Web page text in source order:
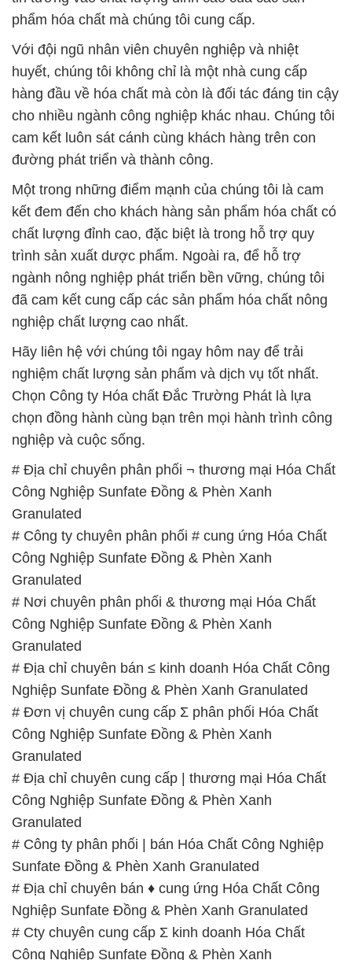
Công Nghiệp Sunfate Đồng & Phèn Xanh
Granulated
# Công ty chuyên phân phối # cung ứng Hóa Chất
Công Nghiệp Sunfate Đồng & Phèn Xanh
Granulated
# Nơi chuyên phân phối & thương mại Hóa Chất
Công Nghiệp Sunfate Đồng & Phèn Xanh
Granulated
# Địa chỉ chuyên bán ≤ kinh doanh Hóa Chất Công
Nghiệp Sunfate Đồng & Phèn Xanh Granulated
# Đơn vị chuyên cung cấp Σ phân phối Hóa Chất
Công Nghiệp Sunfate Đồng & Phèn Xanh
Granulated
# Địa chỉ chuyên cung cấp | thương mại Hóa Chất
Công Nghiệp Sunfate Đồng & Phèn Xanh
# Công ty phân phối | bán Hóa Chất Công Nghiệp
Sunfate Đồng & Phèn Xanh Granulated
# Địa chỉ chuyên bán ♦ cung ứng Hóa Chất Công
Nghiệp Sunfate Đồng & Phèn Xanh Granulated
# Cty chuyên cung cấp Σ kinh doanh Hóa Chất
Công Nghiệp Sunfate Đồng & Phèn Xanh
Granulated
# Công ty chuyên phân phối ⌠ cung ứng Hóa Chất
Công Nghiệp Sunfate Đồng & Phèn Xanh
Granulated
# Địa chỉ chuyên cung cấp ← phân phối Hóa Chất
Công Nghiệp Sunfate Đồng & Phèn Xanh
Granulated
PHÒNG KINH DOANH – CÔNG TY HÓA CHẤT
ĐẮC TRƯỜNG PHÁT
🌐 Website: https://hoachatxulynuoc.com/
📞 Hotline:
– 0933.920.505 – 028.3504.5555
– 028.3756.1835 – 028.3756.1840 –
028.3756.1841- 028.3756.1842
– 0932.660.696 – 0901.326.566 – 0906.387.866 –
0902.765.866
📧 Email: hoachat@dactruongphat.vn
GIỜ LÀM VIỆC TẠI CÔNG TY HÓA CHẤT ĐẮC